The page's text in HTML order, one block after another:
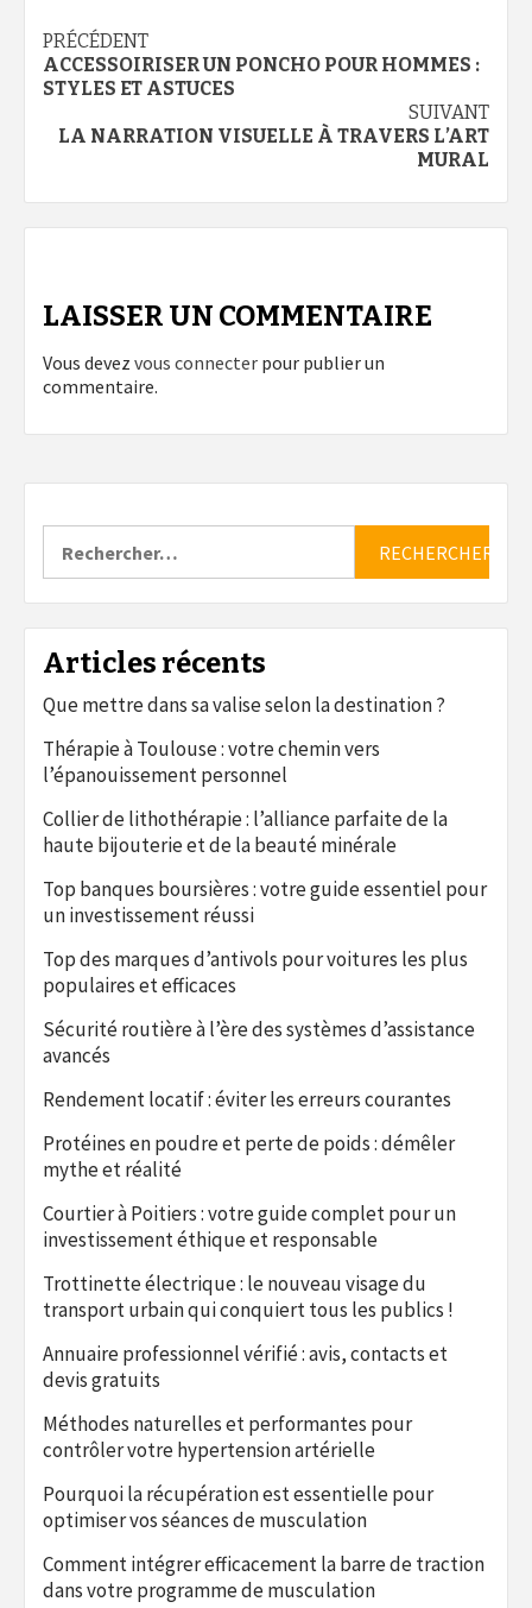
Navigation
d’article
PRÉCÉDENT
ACCESSOIRISER UN PONCHO POUR HOMMES :
STYLES ET ASTUCES
SUIVANT
LA NARRATION VISUELLE À TRAVERS L’ART
MURAL
LAISSER UN COMMENTAIRE
Vous devez vous connecter pour publier un
commentaire.
Articles récents
Que mettre dans sa valise selon la destination ?
Thérapie à Toulouse : votre chemin vers
l’épanouissement personnel
Collier de lithothérapie : l’alliance parfaite de la
haute bijouterie et de la beauté minérale
Top banques boursières : votre guide essentiel pour
un investissement réussi
Top des marques d’antivols pour voitures les plus
populaires et efficaces
Sécurité routière à l’ère des systèmes d’assistance
avancés
Rendement locatif : éviter les erreurs courantes
Protéines en poudre et perte de poids : démêler
mythe et réalité
Courtier à Poitiers : votre guide complet pour un
investissement éthique et responsable
Trottinette électrique : le nouveau visage du
transport urbain qui conquiert tous les publics !
Annuaire professionnel vérifié : avis, contacts et
devis gratuits
Méthodes naturelles et performantes pour
contrôler votre hypertension artérielle
Pourquoi la récupération est essentielle pour
optimiser vos séances de musculation
Comment intégrer efficacement la barre de traction
dans votre programme de musculation